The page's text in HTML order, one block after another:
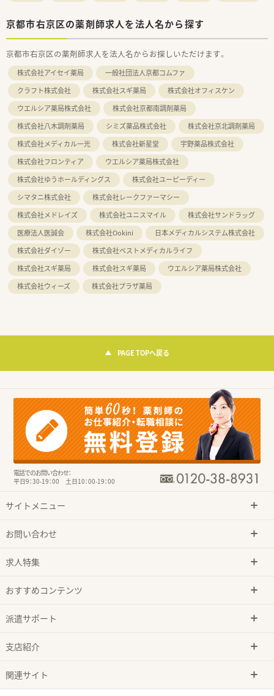
京都市右京区の薬剤師求人を法人名から探す
京都市右京区の薬剤師求人を法人名からお探しいただけます。
株式会社アイセイ薬局
一般社団法人京都コムファ
クラフト株式会社
株式会社スギ薬局
株式会社オフィスケン
ウエルシア薬局株式会社
株式会社京都南調剤薬局
株式会社八木調剤薬局
シミズ薬品株式会社
株式会社京北調剤薬局
株式会社メディカル一光
株式会社新星堂
宇野薬品株式会社
株式会社フロンティア
ウエルシア薬局株式会社
株式会社ゆうホールディングス
株式会社ユーピーディー
シマタニ株式会社
株式会社レークファーマシー
株式会社メドレイズ
株式会社ユニスマイル
株式会社サンドラッグ
医療法人医誠会
株式会社Ookini
日本メディカルシステム株式会社
株式会社ダイゾー
株式会社ベストメディカルライフ
株式会社スギ薬局
株式会社スギ薬局
ウエルシア薬局株式会社
株式会社ウィーズ
株式会社プラザ薬局
PAGE TOPへ戻る
電話でのお問い合わせ：
平日9：30-19：00 土日10：00-19：00
サイトメニュー
お問い合わせ
求人特集
おすすめコンテンツ
派遣サポート
支店紹介
関連サイト